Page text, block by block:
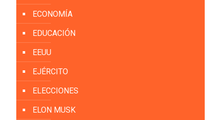
ECONOMÍA
EDUCACIÓN
EEUU
EJÉRCITO
ELECCIONES
ELON MUSK